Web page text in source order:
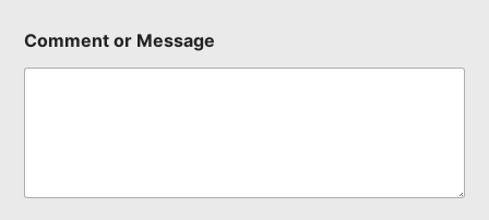
Comment or Message